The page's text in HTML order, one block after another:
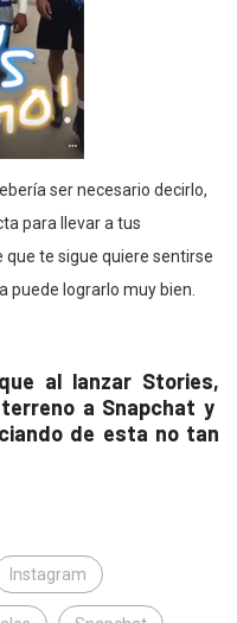
ser necesario decirlo,
para llevar a tus
te sigue quiere sentirse
puede lograrlo muy bien.
al lanzar Stories,
a Snapchat y
de esta no tan
Instagram